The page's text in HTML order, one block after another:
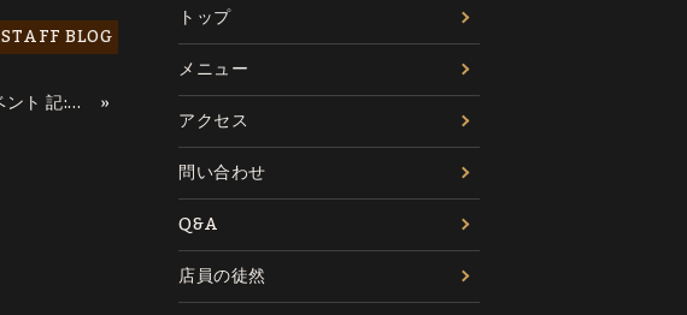
STAFF BLOG
今日はDJイベント 記:フミヤ »
トップ
メニュー
アクセス
問い合わせ
Q&A
店員の徒然